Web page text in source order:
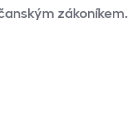
zákoníkem.